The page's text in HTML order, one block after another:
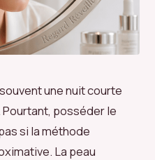
une nuit courte
posséder le
si la méthode
La peau